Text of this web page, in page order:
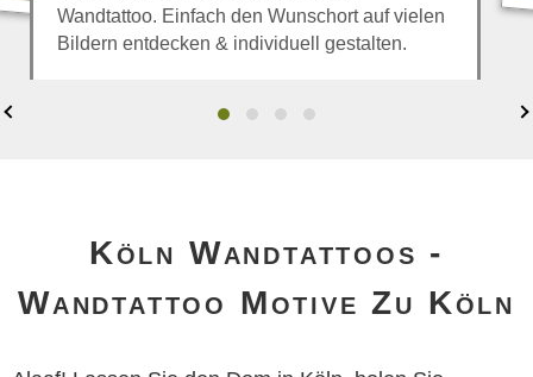
Köln Wandtattoos -
Wandtattoo Motive Zu Köln
Wandtattoo. Einfach den Wunschort auf vielen
Bildern entdecken & individuell gestalten.